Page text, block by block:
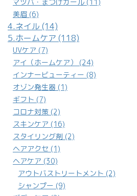
UVケア (7)
アイ（ホームケア） (24)
インナービューティー (8)
オゾン発生器 (1)
ギフト (7)
コロナ対策 (2)
スキンケア (16)
スタイリング剤 (2)
ヘアアクセ (1)
ヘアケア (30)
アウトバストリートメント (2)
シャンプー (9)
ボディケア (2)
白髪対策 (1)
電気バリブラシ (3)
頭皮ケア (13)